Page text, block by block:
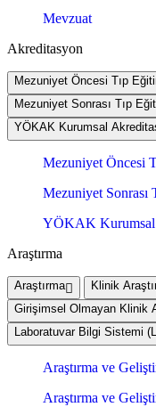
Mevzuat
Akreditasyon
Mezuniyet Öncesi Tıp
Mezuniyet Sonrası Tıp
YÖKAK Kurumsal
Mezuniyet Öncesi
Mezuniyet Sonrası
YÖKAK Kurumsal
Araştırma
Araştırma
Klinik
Girişimsel Olmayan Klinik
Laboratuvar Bilgi Sistemi
Araştırma ve
Araştırma ve